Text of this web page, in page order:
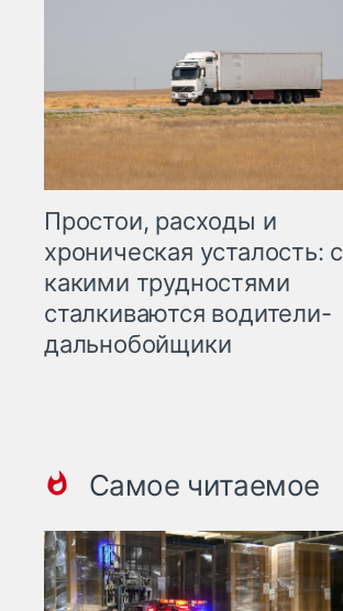
Простои, расходы и
хроническая усталость: с
какими трудностями
сталкиваются водители-
дальнобойщики
Самое читаемое